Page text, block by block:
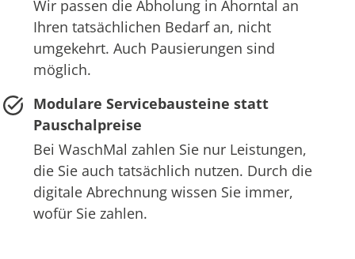
Wir passen die Abholung in Ahorntal an
Ihren tatsächlichen Bedarf an, nicht
umgekehrt. Auch Pausierungen sind
möglich.
Modulare Servicebausteine statt
Pauschalpreise
Bei WaschMal zahlen Sie nur Leistungen,
die Sie auch tatsächlich nutzen. Durch die
digitale Abrechnung wissen Sie immer,
wofür Sie zahlen.